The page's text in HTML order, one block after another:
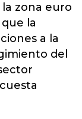
zona euro
la
a la
del